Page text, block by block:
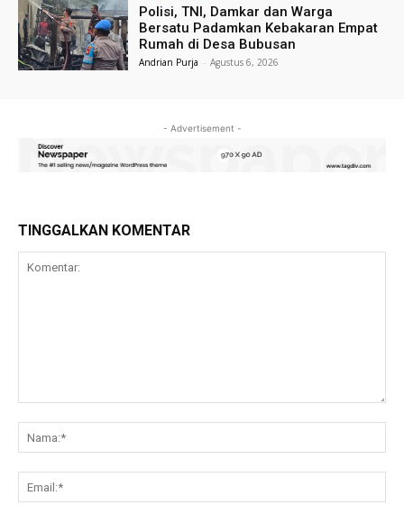
Polisi, TNI, Damkar dan Warga
Bersatu Padamkan Kebakaran Empat
Rumah di Desa Bubusan
Andrian Purja - Agustus 6, 2026
- Advertisement -
TINGGALKAN KOMENTAR